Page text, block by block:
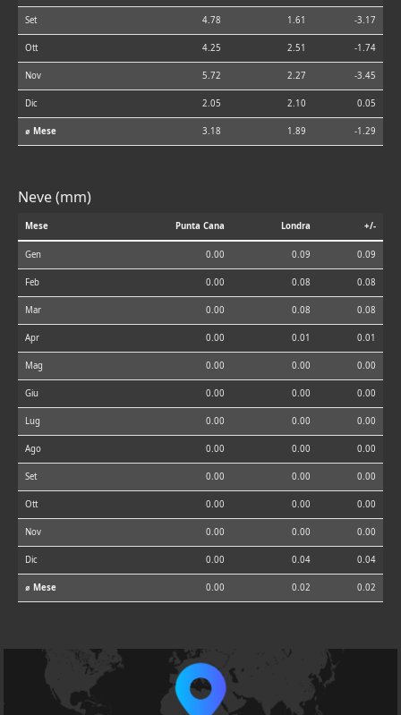
Set 4.78 1.61 -3.17
Ott 4.25 2.51 -1.74
Nov 5.72 2.27 -3.45
Dic 2.05 2.10 0.05
⌀ Mese 3.18 1.89 -1.29
Neve (mm)
Mese Punta Cana Londra +/-
Gen 0.00 0.09 0.09
Feb 0.00 0.08 0.08
Mar 0.00 0.08 0.08
Apr 0.00 0.01 0.01
Mag 0.00 0.00 0.00
Giu 0.00 0.00 0.00
Lug 0.00 0.00 0.00
Ago 0.00 0.00 0.00
Set 0.00 0.00 0.00
Ott 0.00 0.00 0.00
Nov 0.00 0.00 0.00
Dic 0.00 0.04 0.04
⌀ Mese 0.00 0.02 0.02